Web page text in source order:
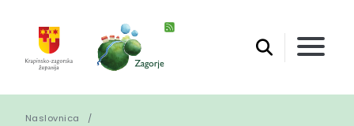
Naslovnica